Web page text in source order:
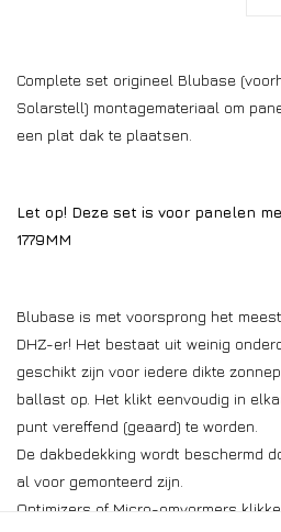
Complete set origineel Blubase
Solarstell) montagemateriaal om
een plat dak te plaatsen.
Let op! Deze set is voor panelen
1779MM
Blubase is met voorsprong het
DHZ-er! Het bestaat uit weinig
geschikt zijn voor iedere dikte
ballast op. Het klikt eenvoudig in
punt vereffend (geaard) te worden.
De dakbedekking wordt beschermd
al voor gemonteerd zijn.
Optimizers of Micro-omvormers